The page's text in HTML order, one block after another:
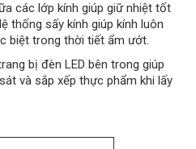
các lớp kính giúp giữ nhiệt tốt
thống sấy kính giúp kính luôn
biệt trong thời tiết ẩm ướt.
bị đèn LED bên trong giúp
và sắp xếp thực phẩm khi lấy